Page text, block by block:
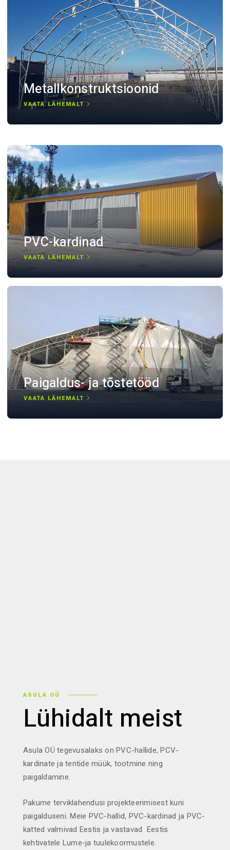
Metallkonstruktsioonid
VAATA LÄHEMALT
PVC-kardinad
VAATA LÄHEMALT
Paigaldus- ja tõstetööd
VAATA LÄHEMALT
ASULA OÜ
Lühidalt meist
Asula OÜ tegevusalaks on PVC-hallide, PCV-
kardinate ja tentide müük, tootmine ning
paigaldamine.
Pakume terviklahendusi projekteerimisest kuni
paigalduseni. Meie PVC-hallid, PVC-kardinad ja PVC-
katted valmivad Eestis ja vastavad Eestis
kehtivatele Lume-ja tuulekoormustele.